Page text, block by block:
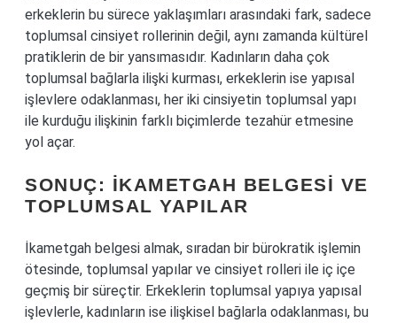
erkeklerin bu sürece yaklaşımları arasındaki fark, sadece
toplumsal cinsiyet rollerinin değil, aynı zamanda kültürel
pratiklerin de bir yansımasıdır. Kadınların daha çok
toplumsal bağlarla ilişki kurması, erkeklerin ise yapısal
işlevlere odaklanması, her iki cinsiyetin toplumsal yapı
ile kurduğu ilişkinin farklı biçimlerde tezahür etmesine
yol açar.
SONUÇ: İKAMETGAH BELGESI VE
TOPLUMSAL YAPILAR
İkametgah belgesi almak, sıradan bir bürokratik işlemin
ötesinde, toplumsal yapılar ve cinsiyet rolleri ile iç içe
geçmiş bir süreçtir. Erkeklerin toplumsal yapıya yapısal
işlevlerle, kadınların ise ilişkisel bağlarla odaklanması, bu